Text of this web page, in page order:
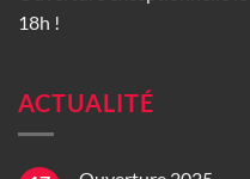
18h !
ACTUALITÉ